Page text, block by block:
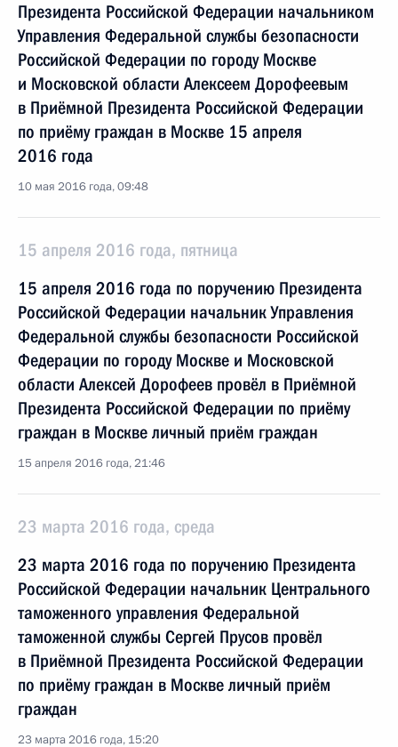
Президента Российской Федерации начальником
Управления Федеральной службы безопасности
Российской Федерации по городу Москве
и Московской области Алексеем Дорофеевым
в Приёмной Президента Российской Федерации
по приёму граждан в Москве 15 апреля
2016 года
10 мая 2016 года, 09:48
15 апреля 2016 года, пятница
15 апреля 2016 года по поручению Президента
Российской Федерации начальник Управления
Федеральной службы безопасности Российской
Федерации по городу Москве и Московской
области Алексей Дорофеев провёл в Приёмной
Президента Российской Федерации по приёму
граждан в Москве личный приём граждан
15 апреля 2016 года, 21:46
23 марта 2016 года, среда
23 марта 2016 года по поручению Президента
Российской Федерации начальник Центрального
таможенного управления Федеральной
таможенной службы Сергей Прусов провёл
в Приёмной Президента Российской Федерации
по приёму граждан в Москве личный приём
граждан
23 марта 2016 года, 15:20